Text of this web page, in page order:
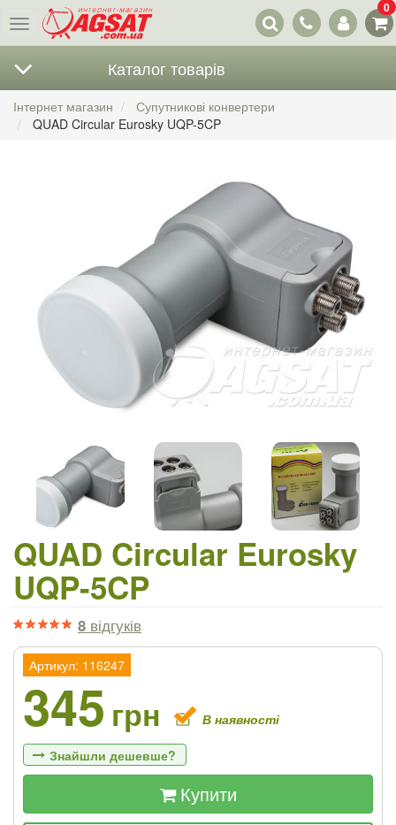
Меню
Наші
контакти
0
Каталог товарів
Інтернет магазин
Супутникові конвертери
QUAD Circular Eurosky UQP-5CP
QUAD Circular Eurosky
UQP-5CP
8 відгуків
Артикул: 116247
345 грн В наявності
Знайшли дешевше?
Купити